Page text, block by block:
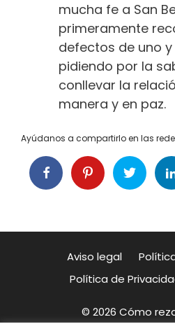
mucha fe a San
primeramente
defectos de uno
pidiendo por la
conllevar la
manera y en paz.
Ayúdanos a compartirlo en las
Aviso legal
Política de
© 2026 Cómo